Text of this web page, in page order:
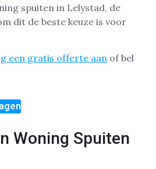
spuiten in Lelystad, de
dit de beste keuze is voor
een gratis offerte aan of bel
Woning Spuiten